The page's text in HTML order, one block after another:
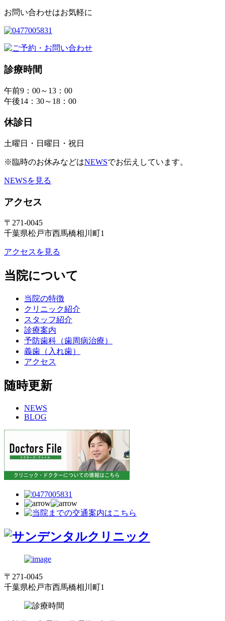
お問い合わせはお気軽に
診療時間
午前9：00～13：00
午後14：30～18：00
休診日
土曜日・日曜日・祝日
※臨時のお休みなどはNEWSでお伝えしています。
NEWSを見る
アクセス
〒271-0045
千葉県松戸市西馬橋相川町1
アクセスを見る
当院について
当院の特徴
クリニック紹介
スタッフ紹介
診療案内
予防歯科（歯周病治療）
義歯（入れ歯）
アクセス
随時更新
NEWS
BLOG
〒271-0045
千葉県松戸市西馬橋相川町1